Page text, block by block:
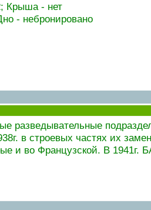
Крыша - нет
- небронировано
разведывательные
в строевых частях их
и во Французской. В 1941г.